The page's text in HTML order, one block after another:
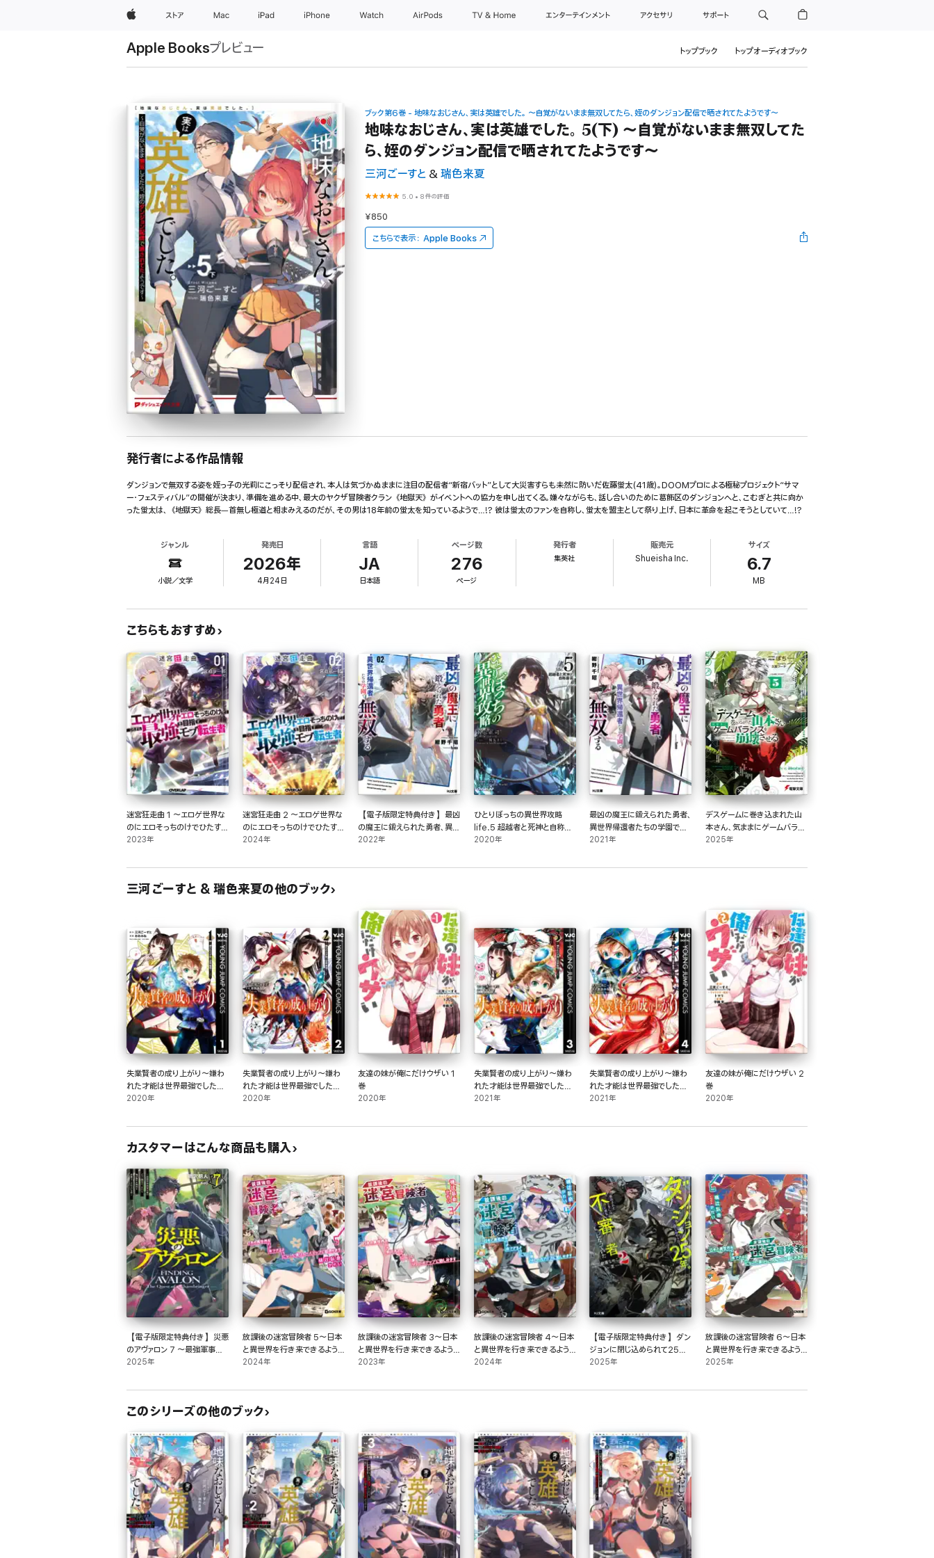
Appleストア Mac iPad iPhone Watch AirPods TV & Home エンターテインメント アクセサリ サポート
Apple Booksプレビュー トップブック トップオーディオブック
ブック第6巻 - 地味なおじさん、実は英雄でした。 ～自覚がないまま無双してたら、姪のダンジョン配信で晒されてたようです～
地味なおじさん、実は英雄でした。 5(下) ～自覚がないまま無双してた
ら、姪のダンジョン配信で晒されてたようです～
三河ごーすと &瑞色来夏
5.0 • 8件の評価
¥850
こちらで表示： Apple Books
発行者による作品情報
ダンジョンで無双する姿を姪っ子の光莉にこっそり配信され、本人は気づかぬままに注目の配信者“新宿バット”として大災害すらも未然に防いだ佐藤蛍太(41歳)。DOOMプロによる極秘プロジェクト“サマ
ー・フェスティバル”の開催が決まり、準備を進める中、最大のヤクザ冒険者クラン《地獄天》がイベントへの協力を申し出てくる。嫌々ながらも、話し合いのために葛飾区のダンジョンへと、こむぎと共に向か
った蛍太は、《地獄天》総長―首無し極道と相まみえるのだが、その男は18年前の蛍太を知っているようで…!? 彼は蛍太のファンを自称し、蛍太を盟主として祭り上げ、日本に革命を起こそうとしていて…!?
ジャンル
小説／文学
発売日
2026年
4月24日
言語
JA
日本語
ページ数
276
ページ
発行者
集英社
販売元
Shueisha Inc.
サイズ
6.7
MB
こちらもおすすめ
迷宮狂走曲 1 ～エロゲ世界な
のにエロそっちのけでひたすら
最強を目指すモブ転生者～
2023年
迷宮狂走曲 2 ～エロゲ世界な
のにエロそっちのけでひたすら
最強を目指すモブ転生者～
2024年
【電子版限定特典付き】最凶
の魔王に鍛えられた勇者、異世
界帰還者たちの学園で無双す
2022年
ひとりぼっちの異世界攻略
life.5 超越者と死神と自称最
弱
2020年
最凶の魔王に鍛えられた勇者、
異世界帰還者たちの学園で無
双する1
2021年
デスゲームに巻き込まれた山
本さん、気ままにゲームバラン
スを崩壊させる5【電子特別
2025年
三河ごーすと & 瑞色来夏の他のブック
失業賢者の成り上がり～嫌わ
れた才能は世界最強でした～
1
2020年
失業賢者の成り上がり～嫌わ
れた才能は世界最強でした～
2
2020年
友達の妹が俺にだけウザい 1
巻
2020年
失業賢者の成り上がり～嫌わ
れた才能は世界最強でした～
3
2021年
失業賢者の成り上がり～嫌わ
れた才能は世界最強でした～
4
2021年
友達の妹が俺にだけウザい 2
巻
2020年
カスタマーはこんな商品も購入
【電子版限定特典付き】災悪
のアヴァロン 7 ～最強軍事国
家主催のクラン闘争で、またも
れている件～
2025年
放課後の迷宮冒険者 5～日本
と異世界を行き来できるよう
になった僕はレベルアップに
2024年
放課後の迷宮冒険者 3～日本
と異世界を行き来できるよう
になった僕はレベルアップに
2023年
放課後の迷宮冒険者 4～日本
と異世界を行き来できるよう
になった僕はレベルアップに
2024年
【電子版限定特典付き】ダン
ジョンに閉じ込められて25年。
救出されたときには立派な不
2025年
放課後の迷宮冒険者 6～日本
と異世界を行き来できるよう
になった僕はレベルアップに
2025年
このシリーズの他のブック